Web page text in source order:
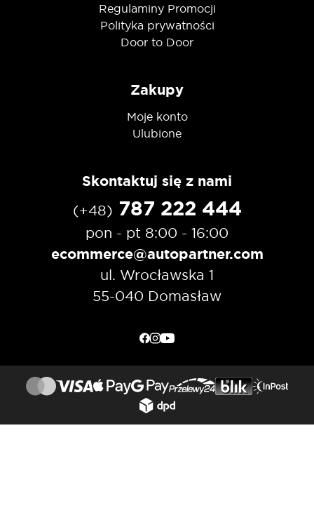
Regulaminy Promocji
Polityka prywatności
Door to Door
Zakupy
Moje konto
Ulubione
Skontaktuj się z nami
(+48) 787 222 444
pon - pt 8:00 - 16:00
ecommerce@autopartner.com
ul. Wrocławska 1
55-040 Domasław